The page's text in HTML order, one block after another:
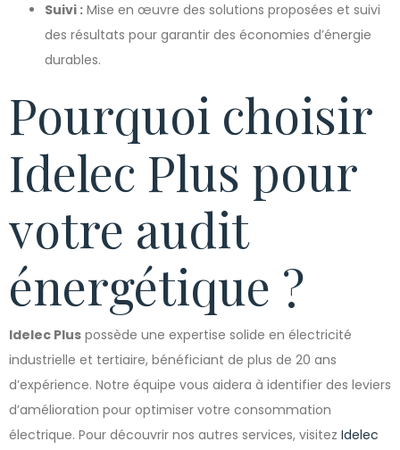
Suivi : Mise en œuvre des solutions proposées et suivi
des résultats pour garantir des économies d’énergie
durables.
Pourquoi choisir
Idelec Plus pour
votre audit
énergétique ?
Idelec Plus possède une expertise solide en électricité
industrielle et tertiaire, bénéficiant de plus de 20 ans
d’expérience. Notre équipe vous aidera à identifier des leviers
d’amélioration pour optimiser votre consommation
électrique. Pour découvrir nos autres services, visitez Idelec